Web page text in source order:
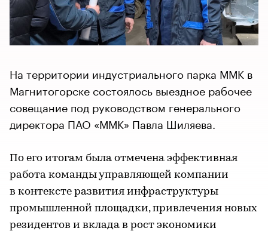
На территории индустриального парка ММК в
Магнитогорске состоялось выездное рабочее
совещание под руководством генерального
директора ПАО «ММК» Павла Шиляева.
По его итогам была отмечена эффективная
работа команды управляющей компании
в контексте развития инфраструктуры
промышленной площадки, привлечения новых
резидентов и вклада в рост экономики